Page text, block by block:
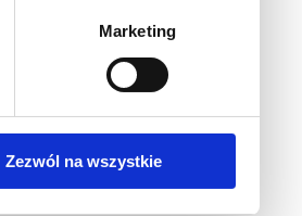
Marketing
Zezwól na wszystkie